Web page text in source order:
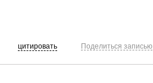
цитировать Поделиться записью